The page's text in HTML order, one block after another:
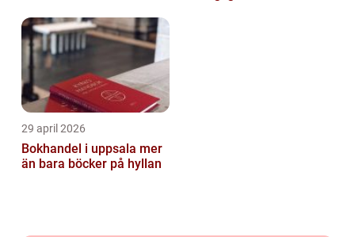
29 april 2026
Bokhandel i uppsala mer
än bara böcker på hyllan